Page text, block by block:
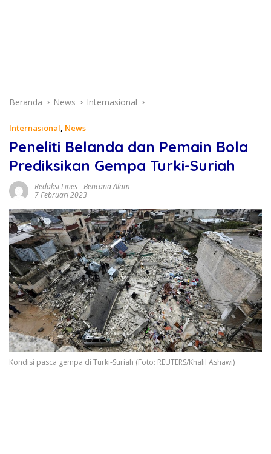
Beranda News Internasional
Internasional, News
Peneliti Belanda dan Pemain Bola
Prediksikan Gempa Turki-Suriah
Redaksi Lines-Bencana Alam
7 Februari 2023
Kondisi pasca gempa di Turki-Suriah (Foto: REUTERS/Khalil Ashawi)